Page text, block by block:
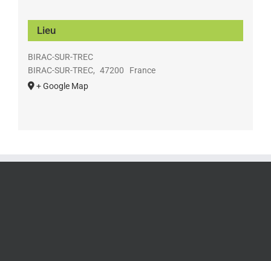
Lieu
BIRAC-SUR-TREC
BIRAC-SUR-TREC, 47200
France
+ Google Map